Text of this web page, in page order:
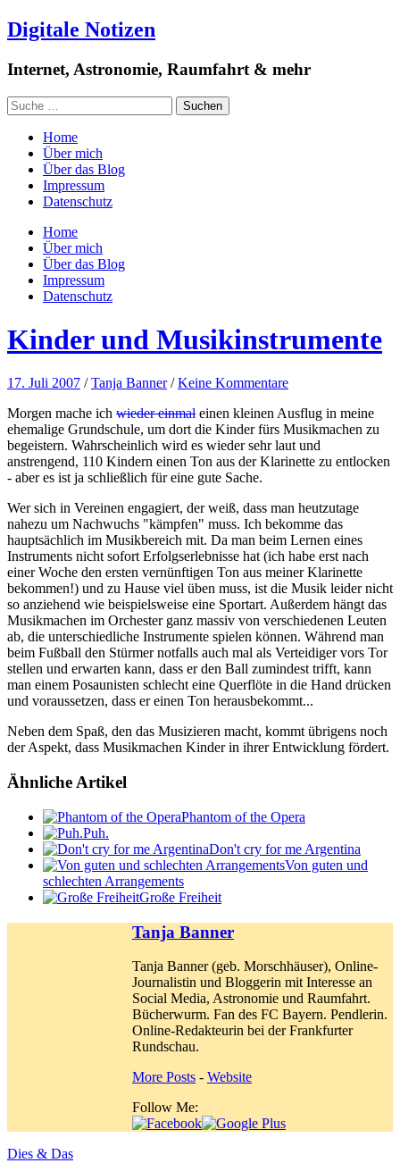
Digitale Notizen
Internet, Astronomie, Raumfahrt & mehr
Home
Über mich
Über das Blog
Impressum
Datenschutz
Home
Über mich
Über das Blog
Impressum
Datenschutz
Kinder und Musikinstrumente
17. Juli 2007 /Tanja Banner /Keine Kommentare
Morgen mache ich wieder einmal einen kleinen Ausflug in meine
ehemalige Grundschule, um dort die Kinder fürs Musikmachen zu
begeistern. Wahrscheinlich wird es wieder sehr laut und
anstrengend, 110 Kindern einen Ton aus der Klarinette zu entlocken
- aber es ist ja schließlich für eine gute Sache.
Wer sich in Vereinen engagiert, der weiß, dass man heutzutage
nahezu um Nachwuchs "kämpfen" muss. Ich bekomme das
hauptsächlich im Musikbereich mit. Da man beim Lernen eines
Instruments nicht sofort Erfolgserlebnisse hat (ich habe erst nach
einer Woche den ersten vernünftigen Ton aus meiner Klarinette
bekommen!) und zu Hause viel üben muss, ist die Musik leider nicht
so anziehend wie beispielsweise eine Sportart. Außerdem hängt das
Musikmachen im Orchester ganz massiv von verschiedenen Leuten
ab, die unterschiedliche Instrumente spielen können. Während man
beim Fußball den Stürmer notfalls auch mal als Verteidiger vors Tor
stellen und erwarten kann, dass er den Ball zumindest trifft, kann
man einem Posaunisten schlecht eine Querflöte in die Hand drücken
und voraussetzen, dass er einen Ton herausbekommt...
Neben dem Spaß, den das Musizieren macht, kommt übrigens noch
der Aspekt, dass Musikmachen Kinder in ihrer Entwicklung fördert.
Ähnliche Artikel
Phantom of the Opera
Puh.
Don't cry for me Argentina
Von guten und
schlechten Arrangements
Große Freiheit
Tanja Banner
Tanja Banner (geb. Morschhäuser), Online-
Journalistin und Bloggerin mit Interesse an
Social Media, Astronomie und Raumfahrt.
Bücherwurm. Fan des FC Bayern. Pendlerin.
Online-Redakteurin bei der Frankfurter
Rundschau.
More Posts - Website
Follow Me:
Dies & Das